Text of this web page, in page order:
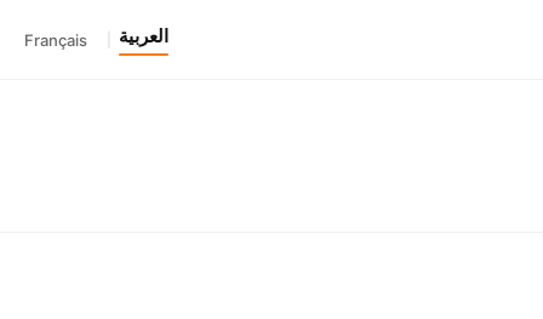
العربية Français